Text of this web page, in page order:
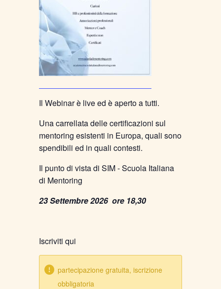
Il Webinar è live ed è aperto a tutti.
Una carrellata delle certificazioni sul
mentoring esistenti in Europa, quali sono
spendibili ed in quali contesti.
Il punto di vista di SIM - Scuola Italiana
di Mentoring
23 Settembre 2026 ore 18,30
Iscriviti qui
partecipazione gratuita, iscrizione
obbligatoria